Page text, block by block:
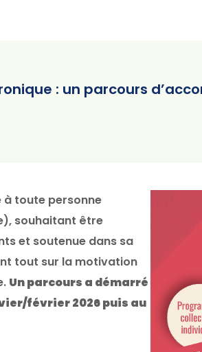
: un parcours
à toute personne
souhaitant être
et soutenue dans sa
tout sur la motivation
Un parcours a démarré
février 2026 puis au